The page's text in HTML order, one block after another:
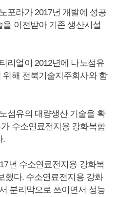
포라가 2017년 개발에 성공
이전받아 기존 생산시설
리얼이 2012년에 나노섬유
해 전북기술지주회사와 함
섬유의 대량생산 기술을 확
수소연료전지용 강화복합
.
년 수소연료전지용 강화복
했다. 수소연료전지용 강화
분리막으로 쓰이면서 성능